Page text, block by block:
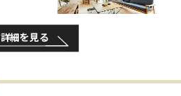
詳細を見る